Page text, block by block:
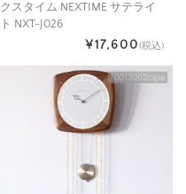
クスタイム NEXTIME サテライ
ト NXT-J026
¥17,600(税込)